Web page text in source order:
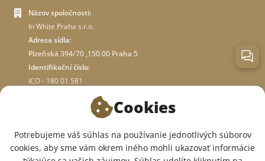
Názov spoločnosti:
In White Praha s.r.o.
Adresa sídla:
Plzeňská 394/70 ,150 00 Praha 5
Identifikační číslo:
ICO - 180 01 581
O OBCHODE
Cookies
Potrebujeme váš súhlas na používanie jednotlivých súborov
cookies, aby sme vám okrem iného mohli ukazovať informácie